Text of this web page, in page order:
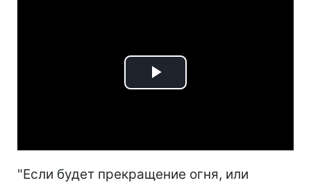
Play
"Если будет прекращение огня, или